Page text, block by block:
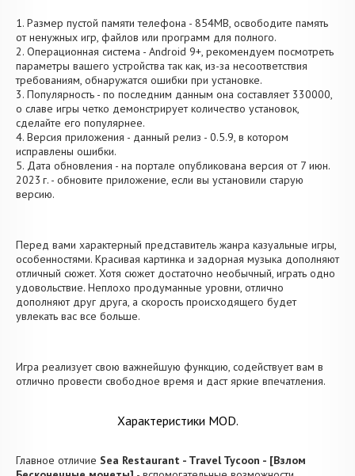
1. Размер пустой памяти телефона - 854MB, освободите память
от ненужных игр, файлов или программ для полного.
2. Операционная система - Android 9+, рекомендуем посмотреть
параметры вашего устройства так как, из-за несоответствия
требованиям, обнаружатся ошибки при установке.
3. Популярность - по последним данным она составляет 330000,
о cлаве игры четко демонстрирует количество установок,
сделайте его популярнее.
4. Версия приложения - данный релиз - 0.5.9, в котором
исправлены ошибки.
5. Дата обновления - на портале опубликована версия от 7 июн.
2023 г. - обновите приложение, если вы установили старую
версию.
Перед вами характерный представитель жанра казуальные игры,
особенностями. Красивая картинка и задорная музыка дополняют
отличный сюжет. Хотя сюжет достаточно необычный, играть одно
удовольствие. Неплохо продуманные уровни, отлично
дополняют друг друга, а скорость происходящего будет
увлекать вас все больше.
Игра реализует свою важнейшую функцию, содействует вам в
отлично провести свободное время и даст яркие впечатления.
Характеристики MOD.
Главное отличие Sea Restaurant - Travel Tycoon - [Взлом